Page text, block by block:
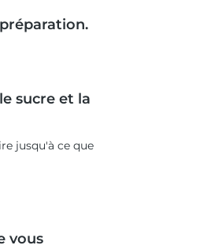
sucre et la
jusqu'à ce que
vous